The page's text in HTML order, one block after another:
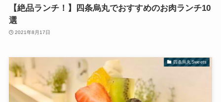
【絶品ランチ！】四条烏丸でおすすめのお肉ランチ10
選
2021年8月17日
四条烏丸Sweets